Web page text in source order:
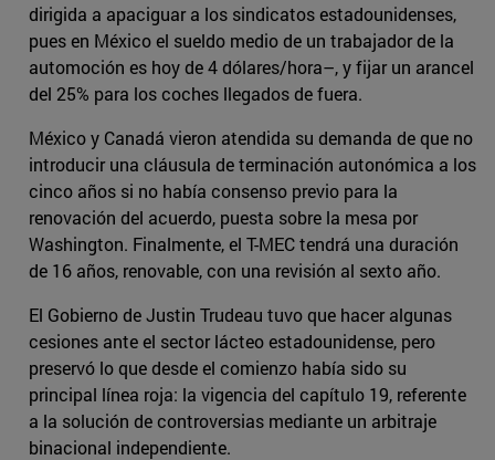
dirigida a apaciguar a los sindicatos estadounidenses,
pues en México el sueldo medio de un trabajador de la
automoción es hoy de 4 dólares/hora–, y fijar un arancel
del 25% para los coches llegados de fuera.
México y Canadá vieron atendida su demanda de que no
introducir una cláusula de terminación autonómica a los
cinco años si no había consenso previo para la
renovación del acuerdo, puesta sobre la mesa por
Washington. Finalmente, el T-MEC tendrá una duración
de 16 años, renovable, con una revisión al sexto año.
El Gobierno de Justin Trudeau tuvo que hacer algunas
cesiones ante el sector lácteo estadounidense, pero
preservó lo que desde el comienzo había sido su
principal línea roja: la vigencia del capítulo 19, referente
a la solución de controversias mediante un arbitraje
binacional independiente.